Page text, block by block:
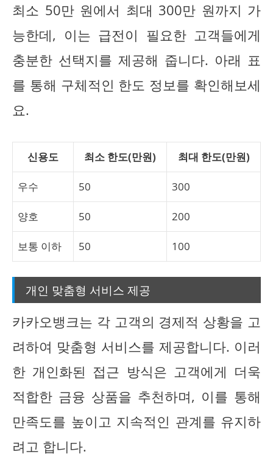
최소 50만 원에서 최대 300만 원까지 가
능한데, 이는 급전이 필요한 고객들에게
충분한 선택지를 제공해 줍니다. 아래 표
를 통해 구체적인 한도 정보를 확인해보세
요.
신용도 최소 한도(만원) 최대 한도(만원)
우수 50 300
양호 50 200
보통 이하 50 100
개인 맞춤형 서비스 제공
카카오뱅크는 각 고객의 경제적 상황을 고
려하여 맞춤형 서비스를 제공합니다. 이러
한 개인화된 접근 방식은 고객에게 더욱
적합한 금융 상품을 추천하며, 이를 통해
만족도를 높이고 지속적인 관계를 유지하
려고 합니다.